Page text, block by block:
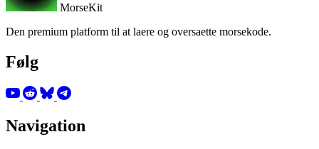
MorseKit
Den premium platform til at laere og oversaette morsekode.
Følg
Navigation